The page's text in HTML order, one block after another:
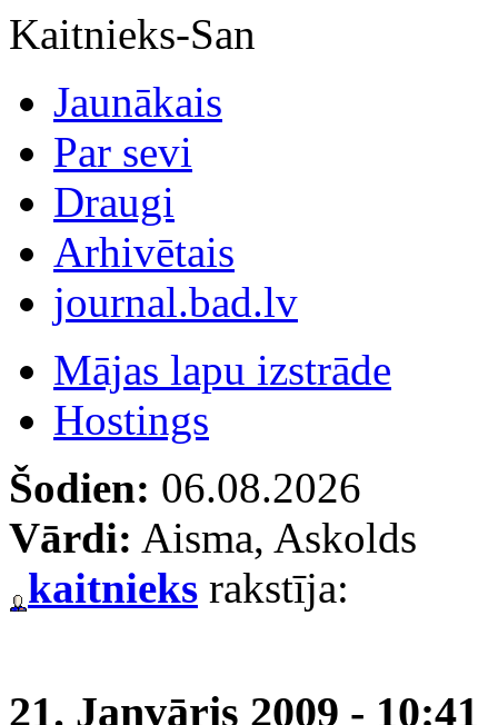
Kaitnieks-San
Jaunākais
Par sevi
Draugi
Arhivētais
journal.bad.lv
Mājas lapu izstrāde
Hostings
Šodien: 06.08.2026
Vārdi: Aisma, Askolds
kaitnieks rakstīja:
21. Janvāris 2009 - 10:41